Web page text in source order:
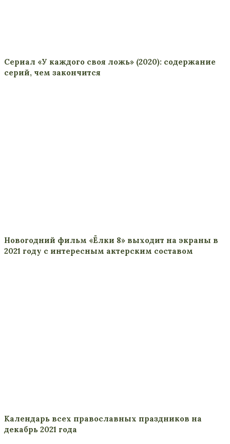
Сериал «У каждого своя ложь» (2020): содержание
серий, чем закончится
Новогодний фильм «Ёлки 8» выходит на экраны в
2021 году с интересным актерским составом
Календарь всех православных праздников на
декабрь 2021 года